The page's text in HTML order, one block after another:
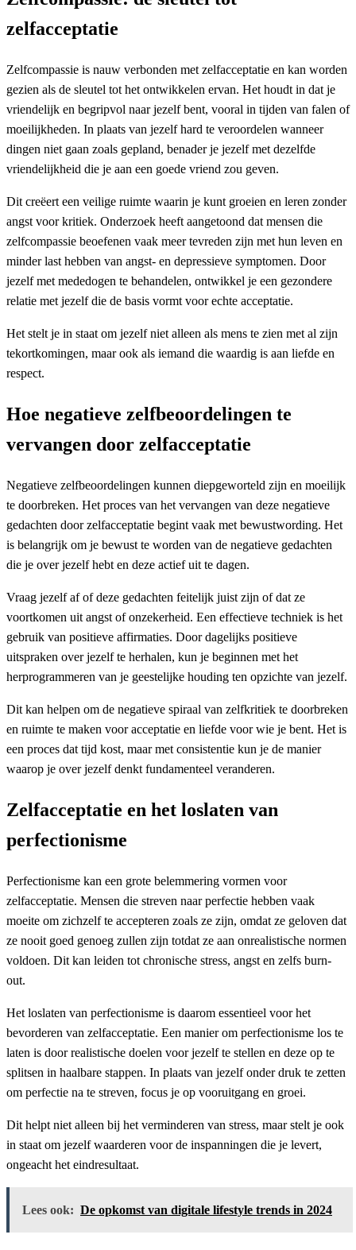
zelfacceptatie
Zelfcompassie is nauw verbonden met zelfacceptatie en kan worden
gezien als de sleutel tot het ontwikkelen ervan. Het houdt in dat je
vriendelijk en begripvol naar jezelf bent, vooral in tijden van falen of
moeilijkheden. In plaats van jezelf hard te veroordelen wanneer
dingen niet gaan zoals gepland, benader je jezelf met dezelfde
vriendelijkheid die je aan een goede vriend zou geven.
Dit creëert een veilige ruimte waarin je kunt groeien en leren zonder
angst voor kritiek. Onderzoek heeft aangetoond dat mensen die
zelfcompassie beoefenen vaak meer tevreden zijn met hun leven en
minder last hebben van angst- en depressieve symptomen. Door
jezelf met mededogen te behandelen, ontwikkel je een gezondere
relatie met jezelf die de basis vormt voor echte acceptatie.
Het stelt je in staat om jezelf niet alleen als mens te zien met al zijn
tekortkomingen, maar ook als iemand die waardig is aan liefde en
respect.
Hoe negatieve zelfbeoordelingen te
vervangen door zelfacceptatie
Negatieve zelfbeoordelingen kunnen diepgeworteld zijn en moeilijk
te doorbreken. Het proces van het vervangen van deze negatieve
gedachten door zelfacceptatie begint vaak met bewustwording. Het
is belangrijk om je bewust te worden van de negatieve gedachten
die je over jezelf hebt en deze actief uit te dagen.
Vraag jezelf af of deze gedachten feitelijk juist zijn of dat ze
voortkomen uit angst of onzekerheid. Een effectieve techniek is het
gebruik van positieve affirmaties. Door dagelijks positieve
uitspraken over jezelf te herhalen, kun je beginnen met het
herprogrammeren van je geestelijke houding ten opzichte van jezelf.
Dit kan helpen om de negatieve spiraal van zelfkritiek te doorbreken
en ruimte te maken voor acceptatie en liefde voor wie je bent. Het is
een proces dat tijd kost, maar met consistentie kun je de manier
waarop je over jezelf denkt fundamenteel veranderen.
Zelfacceptatie en het loslaten van
perfectionisme
Perfectionisme kan een grote belemmering vormen voor
zelfacceptatie. Mensen die streven naar perfectie hebben vaak
moeite om zichzelf te accepteren zoals ze zijn, omdat ze geloven dat
ze nooit goed genoeg zullen zijn totdat ze aan onrealistische normen
voldoen. Dit kan leiden tot chronische stress, angst en zelfs burn-
out.
Het loslaten van perfectionisme is daarom essentieel voor het
bevorderen van zelfacceptatie. Een manier om perfectionisme los te
laten is door realistische doelen voor jezelf te stellen en deze op te
splitsen in haalbare stappen. In plaats van jezelf onder druk te zetten
om perfectie na te streven, focus je op vooruitgang en groei.
Dit helpt niet alleen bij het verminderen van stress, maar stelt je ook
in staat om jezelf waarderen voor de inspanningen die je levert,
ongeacht het eindresultaat.
Lees ook: De opkomst van digitale lifestyle trends in 2024